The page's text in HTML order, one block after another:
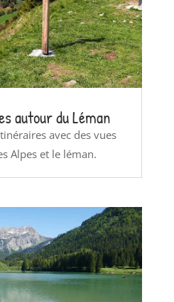
autour du Léman
avec des vues
Alpes et le léman.